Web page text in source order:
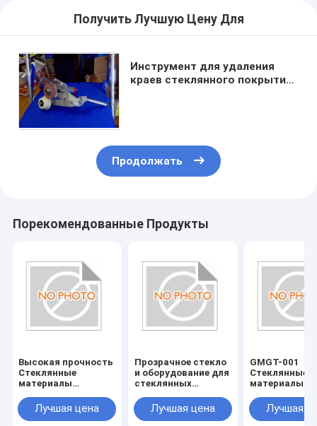
Получить Лучшую Цену Для
Инструмент для удаления
краев стеклянного покрытия
Продолжать
Порекомендованные Продукты
Высокая прочность
Стеклянные
материалы
инструменты
Устойчивые к
Лучшая цена
Прозрачное стекло
и оборудование для
стеклянных
Лучшая цена
GMGT-001
Стеклянные
материалы
инструменты
Страна
Лучшая